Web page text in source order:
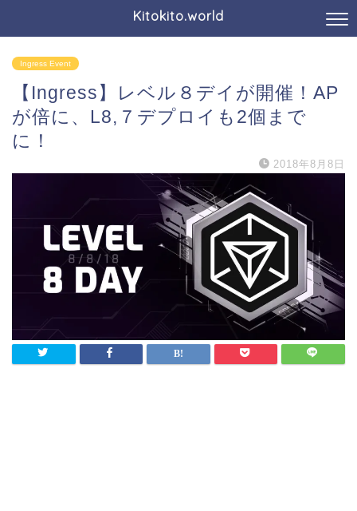
Kitokito.world
Ingress Event
【Ingress】レベル８デイが開催！AP
が倍に、L8,７デプロイも2個まで
に！
2018年8月8日